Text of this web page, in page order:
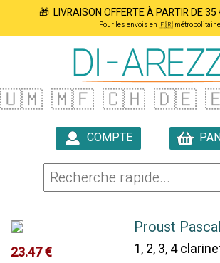
🎁 LIVRAISON OFFERTE À PARTIR DE
Pour les envois en 🇫🇷 métropolitaine
🇺🇲 🇲🇫 🇨🇭 🇩🇪
COMPTE
23.47 €
Proust Pascal
1, 2, 3, 4